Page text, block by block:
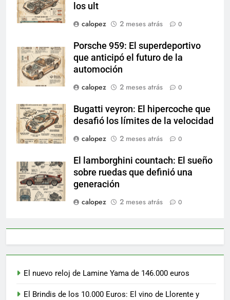
los ult
calopez
2 meses atrás 0
Porsche 959: El superdeportivo
que anticipó el futuro de la
automoción
calopez
2 meses atrás 0
Bugatti veyron: El hipercoche que
desafió los límites de la velocidad
calopez
2 meses atrás 0
El lamborghini countach: El sueño
sobre ruedas que definió una
generación
calopez
2 meses atrás 0
El nuevo reloj de Lamine Yama de 146.000 euros
El Brindis de los 10.000 Euros: El vino de Llorente y